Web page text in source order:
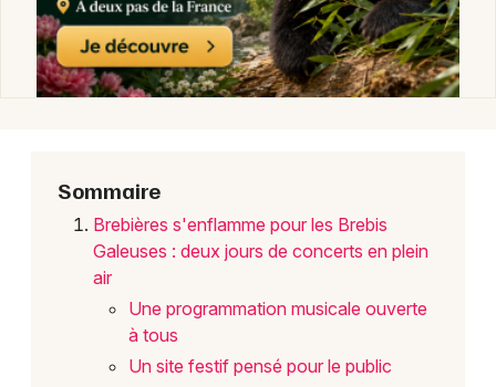
Newsletter des sorties
Artistes en tournée
Sommaire
Brebières s'enflamme pour les Brebis
Galeuses : deux jours de concerts en plein
air
Une programmation musicale ouverte
à tous
Un site festif pensé pour le public